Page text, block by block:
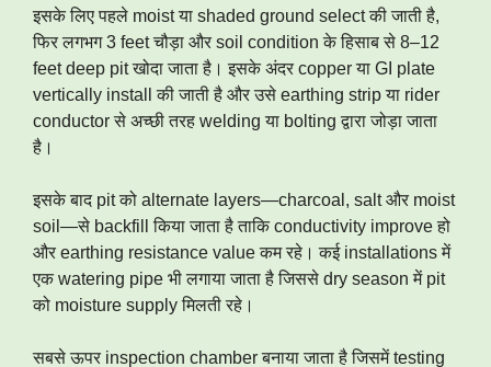
इसके लिए पहले moist या shaded ground select की जाती है,
फिर लगभग 3 feet चौड़ा और soil condition के हिसाब से 8–12
feet deep pit खोदा जाता है। इसके अंदर copper या GI plate
vertically install की जाती है और उसे earthing strip या rider
conductor से अच्छी तरह welding या bolting द्वारा जोड़ा जाता
है।
इसके बाद pit को alternate layers—charcoal, salt और moist
soil—से backfill किया जाता है ताकि conductivity improve हो
और earthing resistance value कम रहे। कई installations में
एक watering pipe भी लगाया जाता है जिससे dry season में pit
को moisture supply मिलती रहे।
सबसे ऊपर inspection chamber बनाया जाता है जिसमें testing